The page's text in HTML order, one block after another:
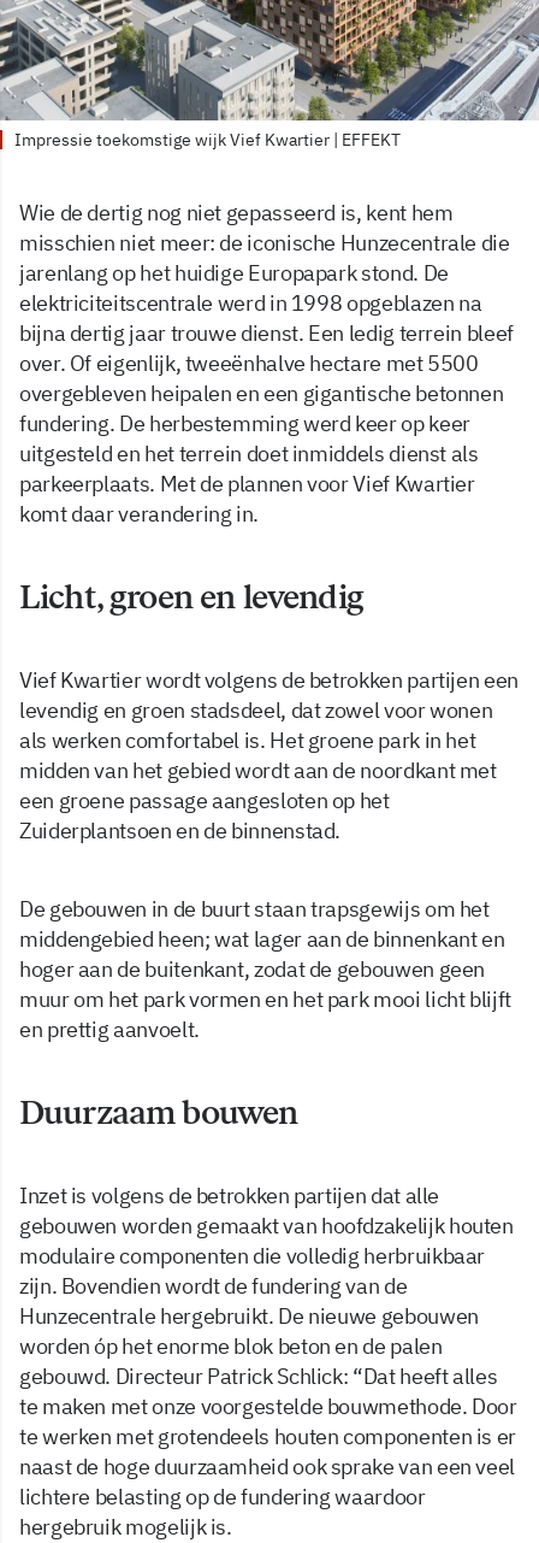
Impressie toekomstige wijk Vief Kwartier | EFFEKT
Wie de dertig nog niet gepasseerd is, kent hem
misschien niet meer: de iconische Hunzecentrale die
jarenlang op het huidige Europapark stond. De
elektriciteitscentrale werd in 1998 opgeblazen na
bijna dertig jaar trouwe dienst. Een ledig terrein bleef
over. Of eigenlijk, tweeënhalve hectare met 5500
overgebleven heipalen en een gigantische betonnen
fundering. De herbestemming werd keer op keer
uitgesteld en het terrein doet inmiddels dienst als
parkeerplaats. Met de plannen voor Vief Kwartier
komt daar verandering in.
Licht, groen en levendig
Vief Kwartier wordt volgens de betrokken partijen een
levendig en groen stadsdeel, dat zowel voor wonen
als werken comfortabel is. Het groene park in het
midden van het gebied wordt aan de noordkant met
een groene passage aangesloten op het
Zuiderplantsoen en de binnenstad.
De gebouwen in de buurt staan trapsgewijs om het
middengebied heen; wat lager aan de binnenkant en
hoger aan de buitenkant, zodat de gebouwen geen
muur om het park vormen en het park mooi licht blijft
en prettig aanvoelt.
Duurzaam bouwen
Inzet is volgens de betrokken partijen dat alle
gebouwen worden gemaakt van hoofdzakelijk houten
modulaire componenten die volledig herbruikbaar
zijn. Bovendien wordt de fundering van de
Hunzecentrale hergebruikt. De nieuwe gebouwen
worden óp het enorme blok beton en de palen
gebouwd. Directeur Patrick Schlick: “Dat heeft alles
te maken met onze voorgestelde bouwmethode. Door
te werken met grotendeels houten componenten is er
naast de hoge duurzaamheid ook sprake van een veel
lichtere belasting op de fundering waardoor
hergebruik mogelijk is.